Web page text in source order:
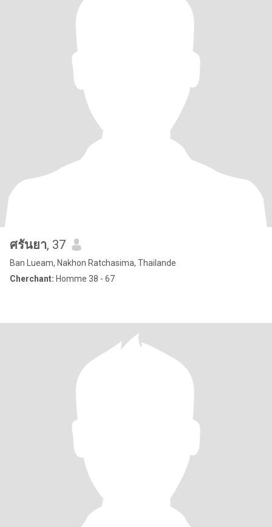
ศรันยา, 37
Ban Lueam, Nakhon Ratchasima, Thailande
Cherchant: Homme 38 - 67